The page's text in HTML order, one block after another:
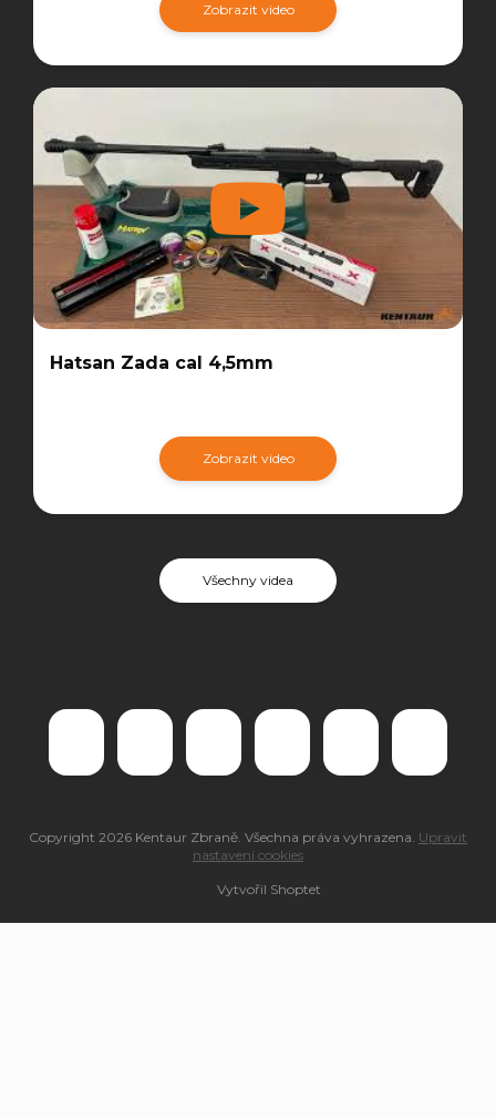
Zobrazit video
Hatsan Zada cal 4,5mm
Zobrazit video
Všechny videa
Vytvořil Shoptet
Copyright 2026 Kentaur Zbraně. Všechna práva vyhrazena. Upravit
nastavení cookies